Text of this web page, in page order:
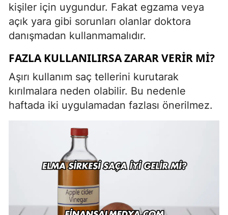
kişiler için uygundur. Fakat egzama veya
açık yara gibi sorunları olanlar doktora
danışmadan kullanmamalıdır.
FAZLA KULLANILIRSA ZARAR VERIR MI?
Aşırı kullanım saç tellerini kurutarak
kırılmalara neden olabilir. Bu nedenle
haftada iki uygulamadan fazlası önerilmez.